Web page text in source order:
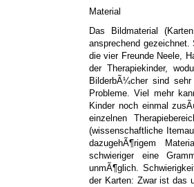
Material
Das Bildmaterial
ansprechend
die vier Freunde Neele,
der Therapiekinder,
BilderbÃ¼cher sind
Probleme. Viel mehr
Kinder noch einmal
einzelnen
(wissenschaftliche
dazugehÃ¶rigem
schwieriger eine
unmÃ¶glich.
der Karten: Zwar ist das